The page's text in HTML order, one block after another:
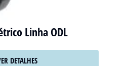
Linha ODL
DETALHES